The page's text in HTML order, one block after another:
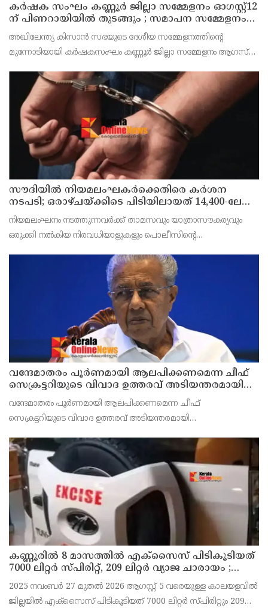
കർഷക സംഘം കണ്ണൂർ ജില്ലാ സമ്മേളനം ഓഗസ്റ്റ്12
ന് പിണറായിയിൽ തുടങ്ങും ; സമാപന സമ്മേളനം
പ്രതിപക്ഷ നേതാവ് പിണറായി വിജയൻ ഉദ്ഘാടനം
ചെയ്യും
അഖിലേന്ത്യ കിസാൻ സഭയുടെ ദേശീയ സമ്മേളനത്തിന്റെ
മുന്നോടിയായി കർഷകസംഘം കണ്ണൂർ ജില്ലാ സമ്മേളനം ആഗസ്‌റ്റ്
വച്ച് നടക്കുമെന്ന് ജില്ലാ സിക്രട്ടറി എം പ്രകാശൻ മാസ്റ്റ
സൗദിയില്‍ നിയമലംഘകര്‍ക്കെതിരെ കര്‍ശന
നടപടി; ഒരാഴ്ചയ്ക്കിടെ പിടിയിലായത് 14,400-ലേറെ
പേര്‍
നിയമലംഘനം നടത്തുന്നവര്‍ക്ക് താമസവും യാത്രാസൗകര്യവും
ഒരുക്കി നല്‍കിയ നിരവധിയാളുകളും പൊലീസിന്റെ
വന്ദേമാതരം പൂർണമായി ആലപിക്കണമെന്ന ചീഫ്
സെക്രട്ടറിയുടെ വിവാദ ഉത്തരവ് അടിയന്തരമായി
പിൻവലിക്കണം ; പ്രതിപക്ഷ നേതാവ്
വന്ദേമാതരം പൂർണമായി ആലപിക്കണമെന്ന ചീഫ്
സെക്രട്ടറിയുടെ വിവാദ ഉത്തരവ് അടിയന്തരമായി
ആവശ്യപ്പെട്ടു. പൂർണമായി ചൊല്ലുക എന്നത് ആർഎസ്എസിന്റെ
നയമാണെന്നും
കണ്ണൂരിൽ 8 മാസത്തിൽ എക്സൈസ് പിടികൂടിയത്
7000 ലിറ്റർ സ്പിരിറ്റ്‌, 209 ലിറ്റർ വ്യാജ ചാരായം ;
നർകോട്ടിക് കേസുകളിൽ അറസ്റ്റിലായത് 559 പേർ
2025 നവംബർ 27 മുതൽ 2026 ആഗസ്റ്റ്‌ 5 വരെയുള്ള കാലയളവിൽ
ജില്ലയിൽ എക്സൈസ് പിടികൂടിയത് 7000 ലിറ്റർ സ്പിരിറ്റും 209